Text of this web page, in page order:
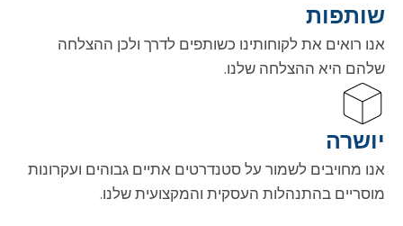
שותפות
אנו רואים את לקוחותינו כשותפים לדרך ולכן ההצלחה
שלהם היא ההצלחה שלנו.
יושרה
אנו מחויבים לשמור על סטנדרטים אתיים גבוהים ועקרונות
מוסריים בהתנהלות העסקית והמקצועית שלנו.